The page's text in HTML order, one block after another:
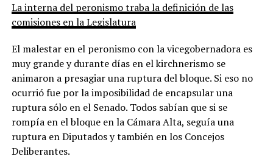
La interna del peronismo traba la definición de las
comisiones en la Legislatura
El malestar en el peronismo con la vicegobernadora es
muy grande y durante días en el kirchnerismo se
animaron a presagiar una ruptura del bloque. Si eso no
ocurrió fue por la imposibilidad de encapsular una
ruptura sólo en el Senado. Todos sabían que si se
rompía en el bloque en la Cámara Alta, seguía una
ruptura en Diputados y también en los Concejos
Deliberantes.